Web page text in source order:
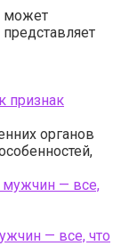
может
признак
органов
— все, что